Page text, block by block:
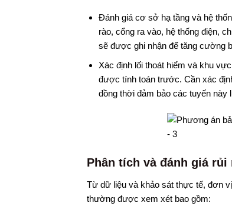
Đánh giá cơ sở hạ tầng và hệ
rào, cổng ra vào, hệ thống điện,
sẽ được ghi nhận để tăng cường
Xác định lối thoát hiểm và khu
được tính toán trước. Cần xác
đồng thời đảm bảo các tuyến này
Phân tích và đánh giá rủi
Từ dữ liệu và khảo sát thực tế, đơn
thường được xem xét bao gồm: